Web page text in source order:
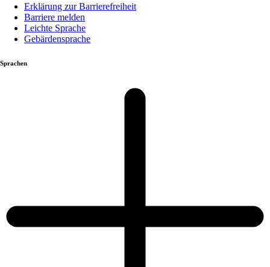
Erklärung zur Barrierefreiheit
Barriere melden
Leichte Sprache
Gebärdensprache
Sprachen